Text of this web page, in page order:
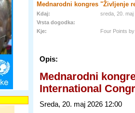
Mednarodni kongres "Življenje
Kdaj:
sreda, 20. maj
Vrsta dogodka:
Kje:
Four Points
Opis:
Mednarodni
International
Sreda, 20. maj 2026 12:00